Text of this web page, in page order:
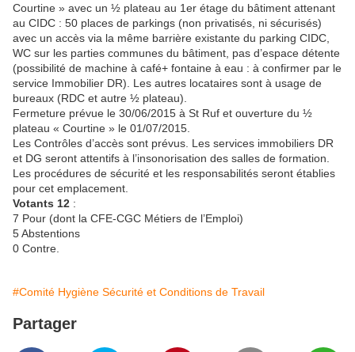
Courtine » avec un ½ plateau au 1er étage du bâtiment attenant
au CIDC : 50 places de parkings (non privatisés, ni sécurisés)
avec un accès via la même barrière existante du parking CIDC,
WC sur les parties communes du bâtiment, pas d’espace détente
(possibilité de machine à café+ fontaine à eau : à confirmer par le
service Immobilier DR). Les autres locataires sont à usage de
bureaux (RDC et autre ½ plateau).
Fermeture prévue le 30/06/2015 à St Ruf et ouverture du ½
plateau « Courtine » le 01/07/2015.
Les Contrôles d’accès sont prévus. Les services immobiliers DR
et DG seront attentifs à l’insonorisation des salles de formation.
Les procédures de sécurité et les responsabilités seront établies
pour cet emplacement.
Votants 12 :
7 Pour (dont la CFE-CGC Métiers de l’Emploi)
5 Abstentions
0 Contre.
#Comité Hygiène Sécurité et Conditions de Travail
Partager